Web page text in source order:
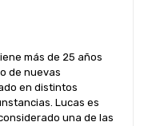
más de 25 años
de nuevas
en distintos
Lucas es
una de las